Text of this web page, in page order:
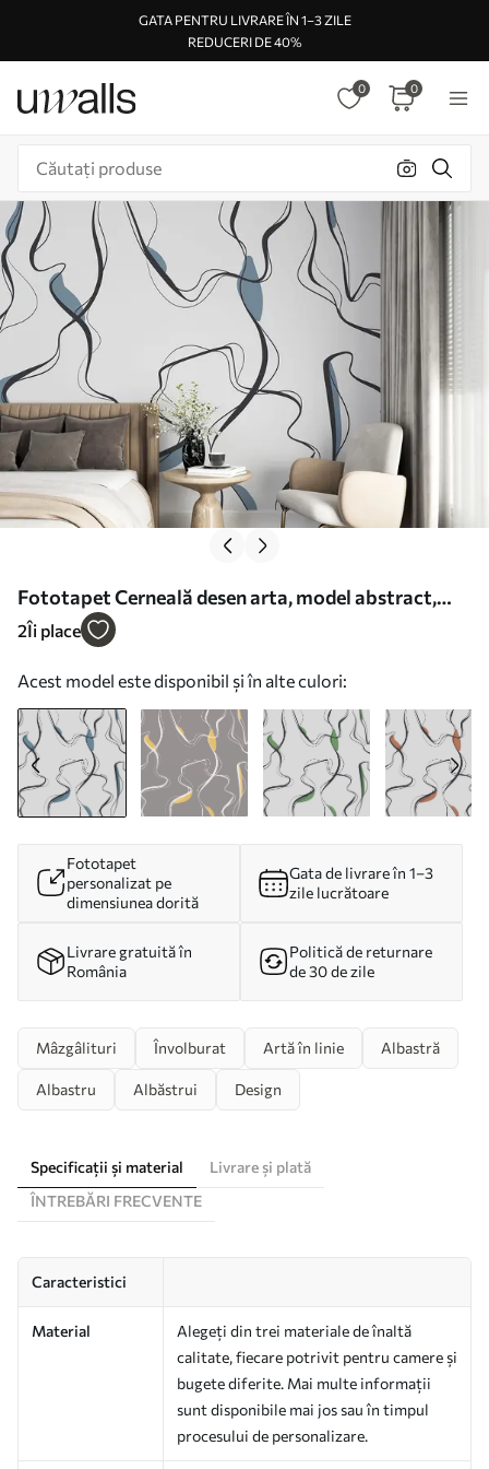
GATA PENTRU LIVRARE ÎN 1–3 ZILE
REDUCERI DE 40%
0 0
Fototapet Cerneală desen arta, model abstract,
linii geometrice, gri și albastru Nr. u99659
2Îi place
Acest model este disponibil și în alte culori:
Fototapet
personalizat pe
dimensiunea dorită
Gata de livrare în 1–3
zile lucrătoare
Livrare gratuită în
România
Politică de returnare
de 30 de zile
Mâzgâlituri Învolburat Artă în linie Albastră
Albastru Albăstrui Design
Specificații și material
Livrare și plată
ÎNTREBĂRI FRECVENTE
Caracteristici
Material
Alegeți din trei materiale de înaltă
calitate, fiecare potrivit pentru camere și
bugete diferite. Mai multe informații
sunt disponibile mai jos sau în timpul
procesului de personalizare.